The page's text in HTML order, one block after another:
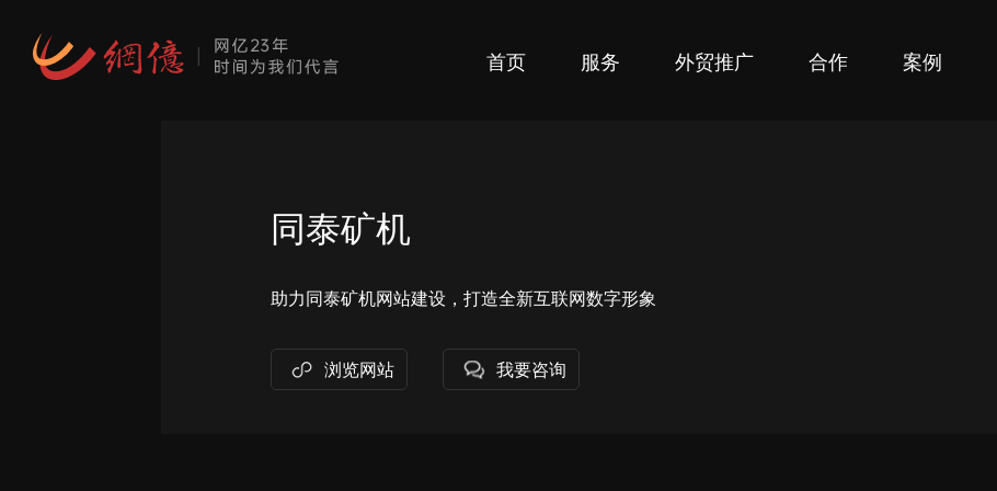
首页 服务 外贸推广 合作 案例
同泰矿机
助力同泰矿机网站建设，打造全新互联网数字形象
浏览网站 我要咨询